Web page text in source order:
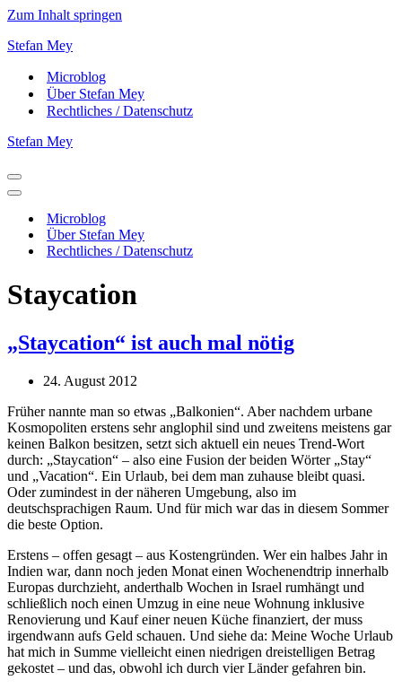
Zum Inhalt springen
Stefan Mey
Microblog
Über Stefan Mey
Rechtliches / Datenschutz
Stefan Mey
Navigationsmenü
Navigationsmenü
Microblog
Über Stefan Mey
Rechtliches / Datenschutz
Staycation
„Staycation“ ist auch mal nötig
24. August 2012
Früher nannte man so etwas „Balkonien“. Aber nachdem urbane
Kosmopoliten erstens sehr anglophil sind und zweitens meistens gar
keinen Balkon besitzen, setzt sich aktuell ein neues Trend-Wort
durch: „Staycation“ – also eine Fusion der beiden Wörter „Stay“
und „Vacation“. Ein Urlaub, bei dem man zuhause bleibt quasi.
Oder zumindest in der näheren Umgebung, also im
deutschsprachigen Raum. Und für mich war das in diesem Sommer
die beste Option.
Erstens – offen gesagt – aus Kostengründen. Wer ein halbes Jahr in
Indien war, dann noch jeden Monat einen Wochenendtrip innerhalb
Europas durchzieht, anderthalb Wochen in Israel rumhängt und
schließlich noch einen Umzug in eine neue Wohnung inklusive
Renovierung und Kauf einer neuen Küche finanziert, der muss
irgendwann aufs Geld schauen. Und siehe da: Meine Woche Urlaub
hat mich in Summe vielleicht einen niedrigen dreistelligen Betrag
gekostet – und das, obwohl ich durch vier Länder gefahren bin.